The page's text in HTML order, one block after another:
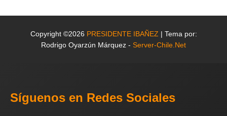
Copyright ©2026 PRESIDENTE IBAÑEZ | Tema por:
Rodrigo Oyarzún Márquez - Server-Chile.Net
Síguenos en Redes Sociales